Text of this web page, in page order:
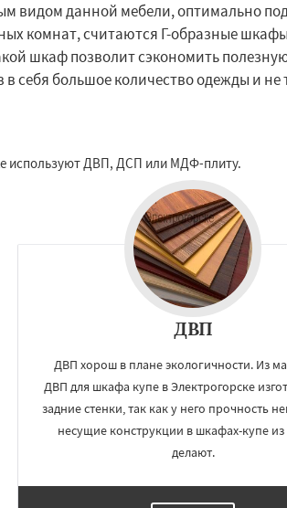
видом данной мебели, оптимально
комнат, считаются Г-образные
шкаф позволит сэкономить
себя большое количество одежды и не
используют ДВП, ДСП или МДФ-плиту.
ДВП
ДВП хорош в плане экологичности. Из
ДВП для шкафа купе в Электрогорске
задние стенки, так как у него прочность
несущие конструкции в шкафах-купе из
делают.